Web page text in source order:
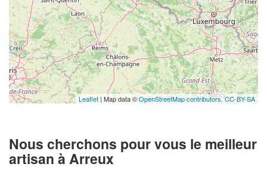
Leaflet | Map data ©OpenStreetMap contributors,CC-BY-SA
Nous cherchons pour vous le meilleur
artisan à Arreux